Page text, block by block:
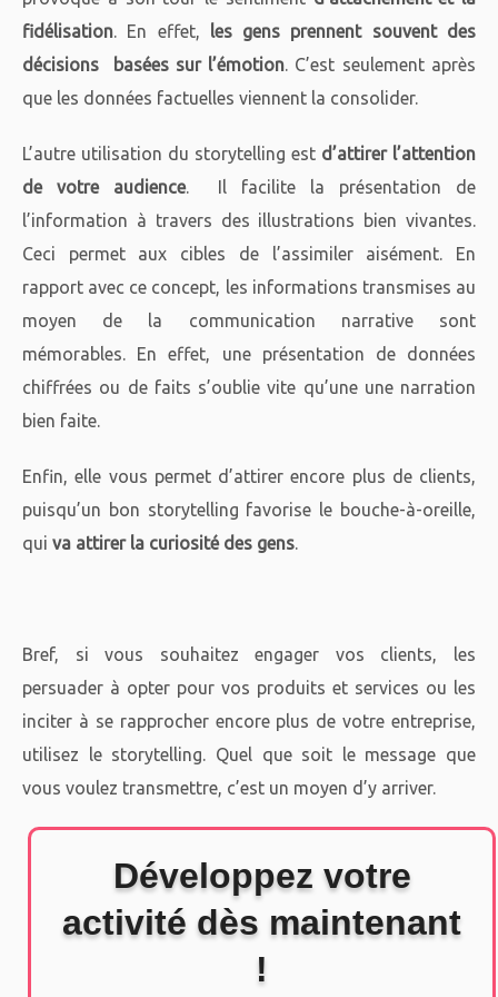
fidélisation. En effet, les gens prennent souvent des
décisions basées sur l’émotion. C’est seulement après
que les données factuelles viennent la consolider.
L’autre utilisation du storytelling est d’attirer l’attention
de votre audience. Il facilite la présentation de
l’information à travers des illustrations bien vivantes.
Ceci permet aux cibles de l’assimiler aisément. En
rapport avec ce concept, les informations transmises au
moyen de la communication narrative sont
mémorables. En effet, une présentation de données
chiffrées ou de faits s’oublie vite qu’une une narration
bien faite.
Enfin, elle vous permet d’attirer encore plus de clients,
puisqu’un bon storytelling favorise le bouche-à-oreille,
qui va attirer la curiosité des gens.
Bref, si vous souhaitez engager vos clients, les
persuader à opter pour vos produits et services ou les
inciter à se rapprocher encore plus de votre entreprise,
utilisez le storytelling. Quel que soit le message que
vous voulez transmettre, c’est un moyen d’y arriver.
Développez votre
activité dès maintenant
!